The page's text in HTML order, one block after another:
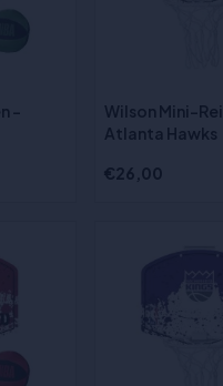
-
Wilson Mini-
Atlanta Hawks
€26,00